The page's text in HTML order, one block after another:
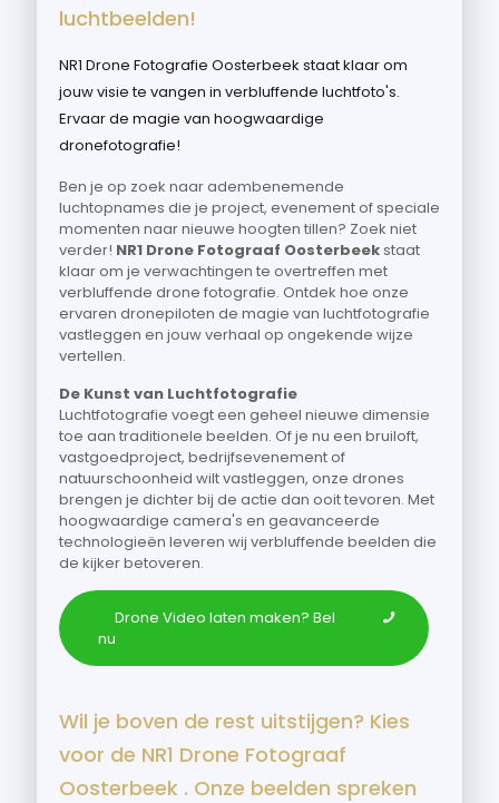
luchtbeelden!
NR1 Drone Fotografie Oosterbeek staat klaar om
jouw visie te vangen in verbluffende luchtfoto's.
Ervaar de magie van hoogwaardige
dronefotografie!
Ben je op zoek naar adembenemende
luchtopnames die je project, evenement of speciale
momenten naar nieuwe hoogten tillen? Zoek niet
verder! NR1 Drone Fotograaf Oosterbeekstaat
klaar om je verwachtingen te overtreffen met
verbluffende drone fotografie. Ontdek hoe onze
ervaren dronepiloten de magie van luchtfotografie
vastleggen en jouw verhaal op ongekende wijze
vertellen.
De Kunst van Luchtfotografie
Luchtfotografie voegt een geheel nieuwe dimensie
toe aan traditionele beelden. Of je nu een bruiloft,
vastgoedproject, bedrijfsevenement of
natuurschoonheid wilt vastleggen, onze drones
brengen je dichter bij de actie dan ooit tevoren. Met
hoogwaardige camera's en geavanceerde
technologieën leveren wij verbluffende beelden die
de kijker betoveren.
Drone Video laten maken? Bel
nu
Wil je boven de rest uitstijgen? Kies
voor de NR1 Drone Fotograaf
Oosterbeek . Onze beelden spreken